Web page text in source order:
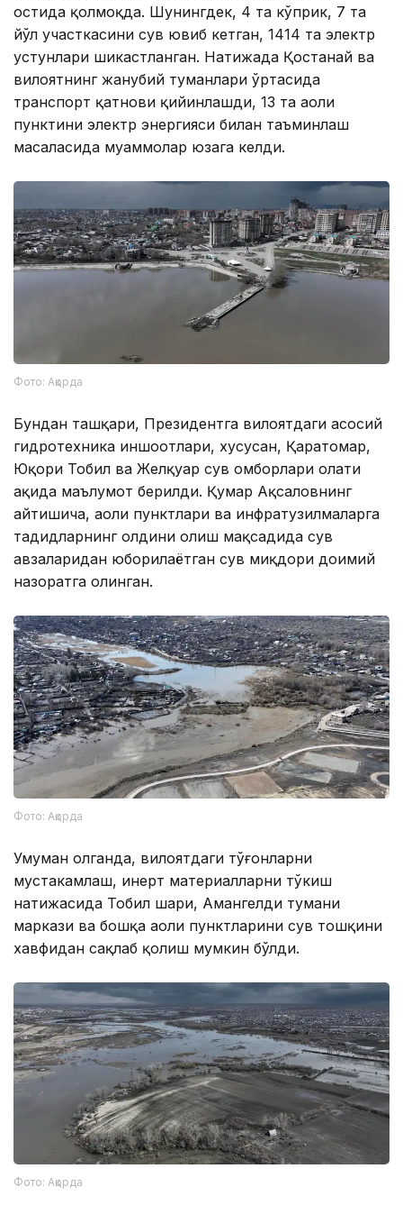
остида қолмоқда. Шунингдек, 4 та кўприк, 7 та
йўл участкасини сув ювиб кетган, 1414 та электр
устунлари шикастланган. Натижада Қостанай ва
вилоятнинг жанубий туманлари ўртасида
транспорт қатнови қийинлашди, 13 та аҳоли
пунктини электр энергияси билан таъминлаш
масаласида муаммолар юзага келди.
Фото: Ақорда
Бундан ташқари, Президентга вилоятдаги асосий
гидротехника иншоотлари, хусусан, Қаратомар,
Юқори Тобил ва Желқуар сув омборлари ҳолати
ҳақида маълумот берилди. Қумар Ақсаловнинг
айтишича, аҳоли пунктлари ва инфратузилмаларга
таҳдидларнинг олдини олиш мақсадида сув
ҳавзаларидан юборилаётган сув миқдори доимий
назоратга олинган.
Фото: Ақорда
Умуман олганда, вилоятдаги тўғонларни
мустаҳкамлаш, инерт материалларни тўкиш
натижасида Тобил шаҳри, Амангелди тумани
маркази ва бошқа аҳоли пунктларини сув тошқини
хавфидан сақлаб қолиш мумкин бўлди.
Фото: Ақорда